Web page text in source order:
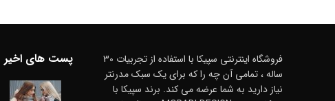
فروشگاه اینترنتی سپیکا با استفاده از تجربیات 30
ساله ، تمامی آن چه را که برای یک سبک مدرنتر
نیاز دارید به شما عرضه می کند. برند سپیکا با
پست های اخیر